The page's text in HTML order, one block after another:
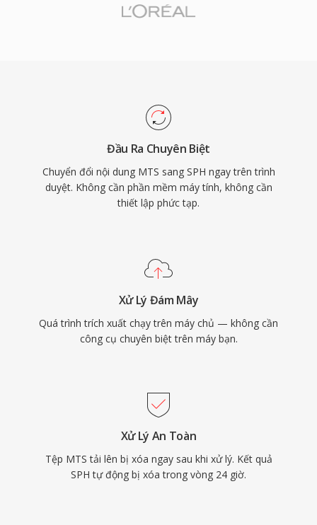
Đầu Ra Chuyên Biệt
Chuyển đổi nội dung MTS sang SPH ngay trên trình
duyệt. Không cần phần mềm máy tính, không cần
thiết lập phức tạp.
Xử Lý Đám Mây
Quá trình trích xuất chạy trên máy chủ — không cần
công cụ chuyên biệt trên máy bạn.
Xử Lý An Toàn
Tệp MTS tải lên bị xóa ngay sau khi xử lý. Kết quả
SPH tự động bị xóa trong vòng 24 giờ.